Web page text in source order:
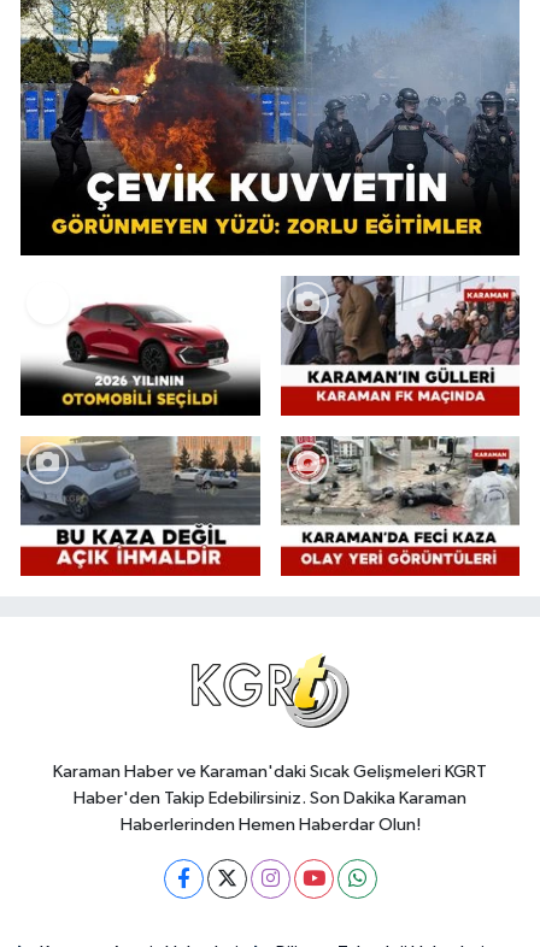
Karaman Haber ve Karaman'daki Sıcak Gelişmeleri KGRT
Haber'den Takip Edebilirsiniz. Son Dakika Karaman
Haberlerinden Hemen Haberdar Olun!